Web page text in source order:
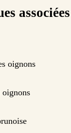
associées
oignons
oignons